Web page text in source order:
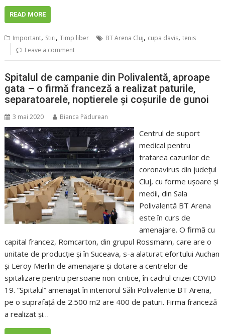
READ MORE
Important, Stiri,Timp liber BT Arena Cluj, cupa davis,tenis
Leave a comment
Spitalul de campanie din Polivalentă, aproape
gata – o firmă franceză a realizat paturile,
separatoarele, noptierele și coșurile de gunoi
3 mai 2020 Bianca Pădurean
Centrul de suport
medical pentru
tratarea cazurilor de
coronavirus din județul
Cluj, cu forme ușoare și
medii, din Sala
Polivalentă BT Arena
este în curs de
amenajare. O firmă cu
capital francez, Romcarton, din grupul Rossmann, care are o
unitate de producție și în Suceava, s-a alaturat efortului Auchan
și Leroy Merlin de amenajare și dotare a centrelor de
spitalizare pentru persoane non-critice, în cadrul crizei COVID-
19. ”Spitalul” amenajat în interiorul Sălii Polivalente BT Arena,
pe o suprafață de 2.500 m2 are 400 de paturi. Firma franceză
a realizat și…